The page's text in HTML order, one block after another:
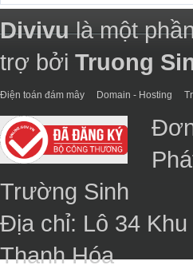
Divivulà một
trợ bởi Truong
Điện toán đám mây Domain - Hosting
Trường Sinh
Địa chỉ: Lô 34
Thanh Hóa